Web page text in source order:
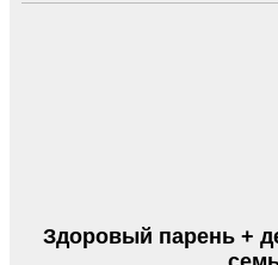
Здоровый парень +